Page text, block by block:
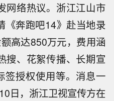
网络热议。浙江江山市
《奔跑吧14》赴当地录
高达850万元，费用涵
搜、花絮传播、长期宣
签授权使用等。消息一
日，浙江卫视宣传方在